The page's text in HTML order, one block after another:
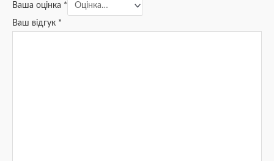
Ваша оцінка *
Ваш відгук *